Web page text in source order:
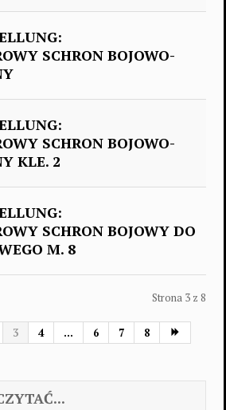
SCHRON BOJOWO-
SCHRON BOJOWO-
KLE. 2
SCHRON BOJOWY DO
M. 8
Strona 3 z 8
3 4 ... 6 7 8